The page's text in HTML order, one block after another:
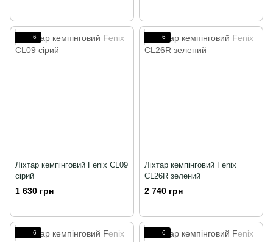
6
Ліхтар кемпінговий Fenix CL09
сірий
1 630 грн
6
Ліхтар кемпінговий Fenix
CL26R зелений
2 740 грн
6 6